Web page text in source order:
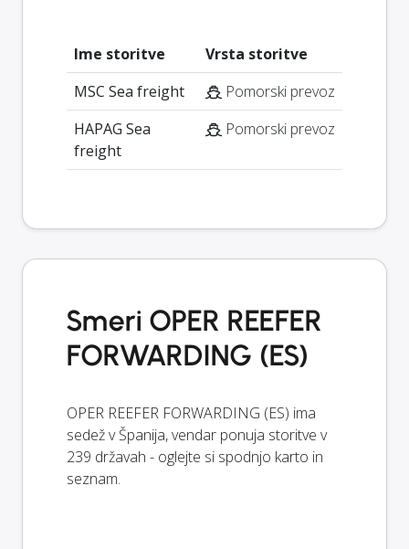
Ime storitve
Vrsta storitve
MSC Sea freight
Pomorski prevoz
HAPAG Sea
freight
Pomorski prevoz
Smeri OPER REEFER
FORWARDING (ES)
OPER REEFER FORWARDING (ES) ima
sedež v Španija, vendar ponuja storitve v
239 državah - oglejte si spodnjo karto in
seznam.